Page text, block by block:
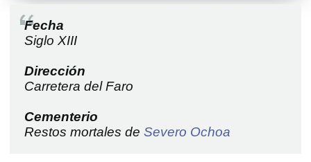
Fecha
Siglo XIII
Dirección
Carretera del Faro
Cementerio
Restos mortales deSevero Ochoa